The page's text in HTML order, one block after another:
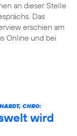
an dieser Stelle
Das
erschien am
Online und bei
CHRO:
wird